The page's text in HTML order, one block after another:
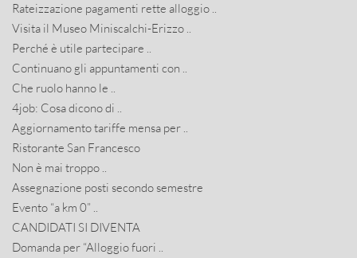
Rateizzazione pagamenti rette alloggio ..
Visita il Museo Miniscalchi-Erizzo ..
Perché è utile partecipare ..
Continuano gli appuntamenti con ..
Che ruolo hanno le ..
4job: Cosa dicono di ..
Aggiornamento tariffe mensa per ..
Ristorante San Francesco
Non è mai troppo ..
Assegnazione posti secondo semestre
Evento “a km 0” ..
CANDIDATI SI DIVENTA
Domanda per “Alloggio fuori ..